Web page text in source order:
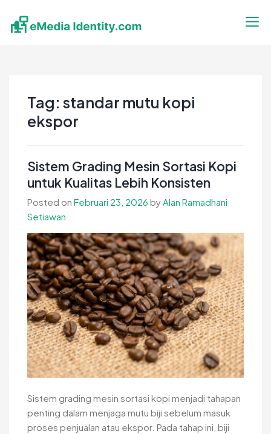
content
Tag: standar mutu kopi
ekspor
Sistem Grading Mesin Sortasi Kopi
untuk Kualitas Lebih Konsisten
Posted on Februari 23, 2026 byAlan Ramadhani
Setiawan
Sistem grading mesin sortasi kopi menjadi tahapan
penting dalam menjaga mutu biji sebelum masuk
proses penjualan atau ekspor. Pada tahap ini, biji